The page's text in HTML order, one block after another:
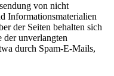
von nicht
Informationsmaterialien
der Seiten behalten sich
der unverlangten
durch Spam-E-Mails,